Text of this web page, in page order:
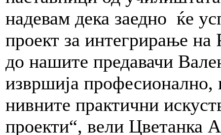
надевам дека заедно ќе
проект за интегрирање
до нашите предавачи
извршија професионално,
нивните практични
проекти“, вели Цветанка